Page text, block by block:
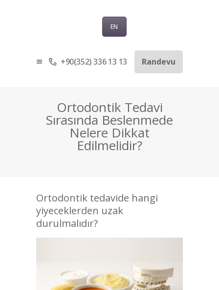
EN
+90(352) 336 13 13 Randevu
Ortodontik Tedavi
Sırasında Beslenmede
Nelere Dikkat
Edilmelidir?
SAĞLIK TURIZMI
TEDAVILER
BLOG
SORU-CEVAP
Ortodontik tedavide hangi
yiyeceklerden uzak
durulmalıdır?